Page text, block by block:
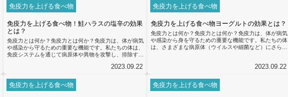
理由は、醤油に含まれる成分によるものです。醤油には
アミノ酸やビタミン、ミネラルなどの栄養素が豊富に含
ています。特に醤油に含まれるア...
する役割を果たします。また、ビタミンB群やビタミン
Eなどのビタミン類、ミネラル（鉄、カルシウム、マグ
栄養素は、免疫システムの正常な...
免疫力を上げる食べ物
免疫力を上げる食べ物！鮭ハラスの塩辛の効果
とは？
免疫力とは何か？免疫力とは何か？免疫力は、体が病気
や感染から守るための重要な機能です。私たちの体は、
免疫システムを通じて病原体や異物を攻撃し、排除する
て脆弱になり、感染症にかかりやすくなります。免疫力
食事は私たちの体に栄養を与えるだけでなく、免疫シス
テムをサポートするための重要な役割を果たします。特
2023.09.22
免疫力を上げる食べ物
免疫力を上げる食べ物ヨーグルトの効果とは？
免疫力とは何か？免疫力とは何か？免疫力は、体が病気
や感染から身を守るための重要な機能です。私たちの体
は、さまざまな病原体（ウイルスや細菌など）にさらさ
免疫細胞や抗体などの防御メカニズムによって支えられ
メカニズムを持つことができます。これにより、病気や
感染症にかかりにくくなります。免疫力を向上させるた
2023.09.22
免疫力を上げる食べ物 免疫力を上げる食べ物